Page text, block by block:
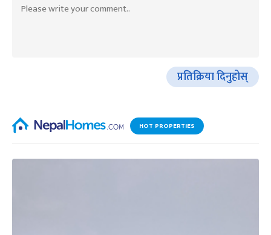
प्रतिक्रिया दिनुहोस्
HOT PROPERTIES